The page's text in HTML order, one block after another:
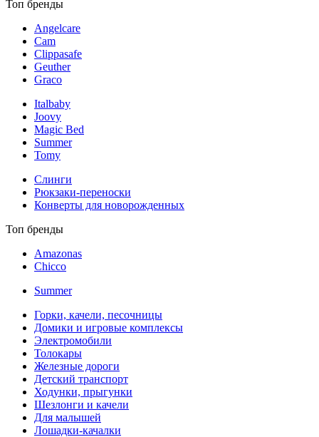
Топ бренды
Angelcare
Cam
Clippasafe
Geuther
Graco
Italbaby
Joovy
Magic Bed
Summer
Tomy
Слинги
Рюкзаки-переноски
Конверты для новорожденных
Топ бренды
Amazonas
Chicco
Summer
Горки, качели, песочницы
Домики и игровые комплексы
Электромобили
Толокары
Железные дороги
Детский транспорт
Ходунки, прыгунки
Шезлонги и качели
Для малышей
Лошадки-качалки